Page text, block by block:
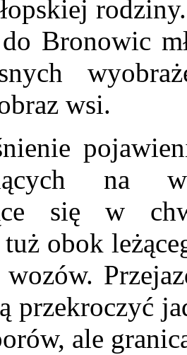
Bronowic
wsi.
na
się w
obok
przekroczyć
ale